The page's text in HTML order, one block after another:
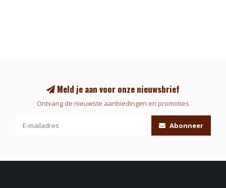
Meld je aan voor onze nieuwsbrief
Ontvang de nieuwste aanbiedingen en promoties
Abonneer